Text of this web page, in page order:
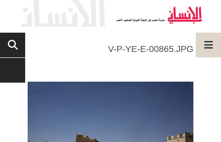
V-P-YE-E-00865.JPG